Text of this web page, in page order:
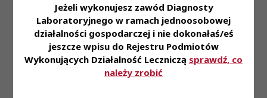
Jeżeli wykonujesz zawód Diagnosty
Laboratoryjnego w ramach jednoosobowej
działalności gospodarczej i nie dokonałaś/eś
jeszcze wpisu do Rejestru Podmiotów
Wykonujących Działalność Leczniczą sprawdź, co
należy zrobić
II. w zakresie dodatkowym:
1. Znajomości systemów zapewnienia jakości
obowiązujących w centrach krwiodawstwa.
2. Znajomości języka angielskiego w stopniu
średniozaawansowanym.